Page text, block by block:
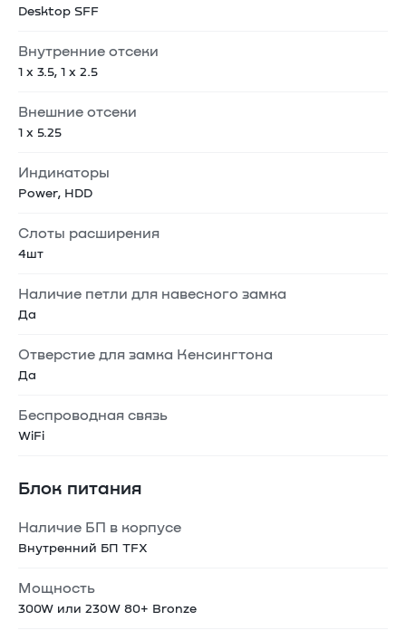
Desktop SFF
Внутренние отсеки
1 x 3.5, 1 x 2.5
Внешние отсеки
1 x 5.25
Индикаторы
Power, HDD
Слоты расширения
4шт
Наличие петли для навесного замка
Да
Отверстие для замка Кенсингтона
Да
Беспроводная связь
WiFi
Блок питания
Наличие БП в корпусе
Внутренний БП TFX
Мощность
300W или 230W 80+ Bronze